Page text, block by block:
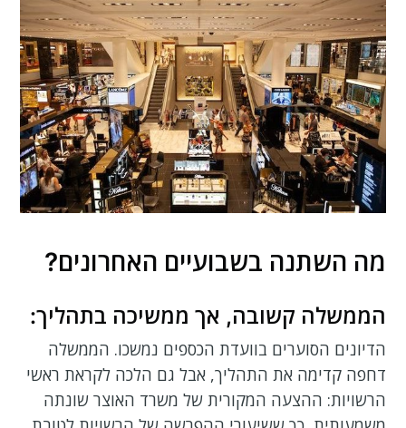
מה השתנה בשבועיים האחרונים?
הממשלה קשובה, אך ממשיכה בתהליך:
הדיונים הסוערים בוועדת הכספים נמשכו. הממשלה
דחפה קדימה את התהליך, אבל גם הלכה לקראת ראשי
הרשויות: ההצעה המקורית של משרד האוצר שונתה